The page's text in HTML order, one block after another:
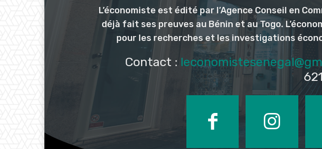
L’économiste est édité par l’Agence Conseil en
déjà fait ses preuves au Bénin et au Togo.
pour les recherches et les investigations
Contact :